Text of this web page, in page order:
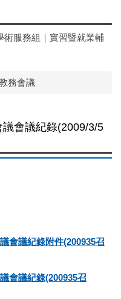
術服務組 ｜ 實習暨就業輔
務會議
會議紀錄(2009/3/5
會議紀錄附件(200935召
會議紀錄(200935召